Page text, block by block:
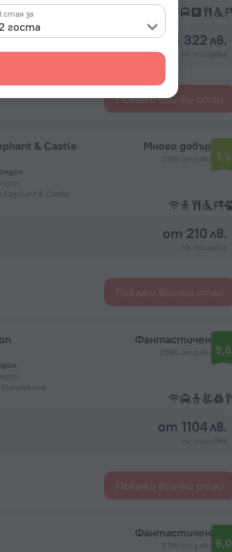
госта
стая за
от 322 лв.
Покажи всички стаи
& Castle
& Castle
Много добър
2109 отзиви 7,9
от 210 лв.
Покажи всички стаи
Фантастичен
2385 отзиви 9,6
от 1104 лв.
Покажи всички стаи
Фантастичен
5719 отзиви 9,0